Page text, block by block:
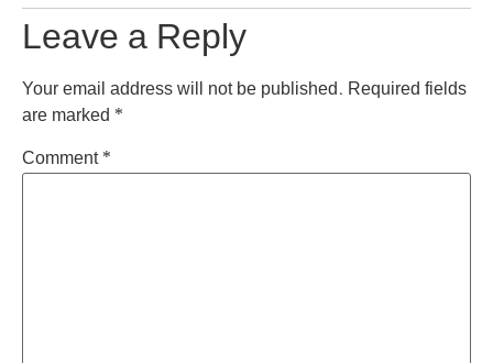
Leave a Reply
Your email address will not be published. Required fields
are marked *
Comment*